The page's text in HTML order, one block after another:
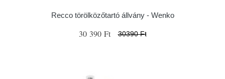
Recco törölközőtartó állvány - Wenko
30 390 Ft 30390 Ft